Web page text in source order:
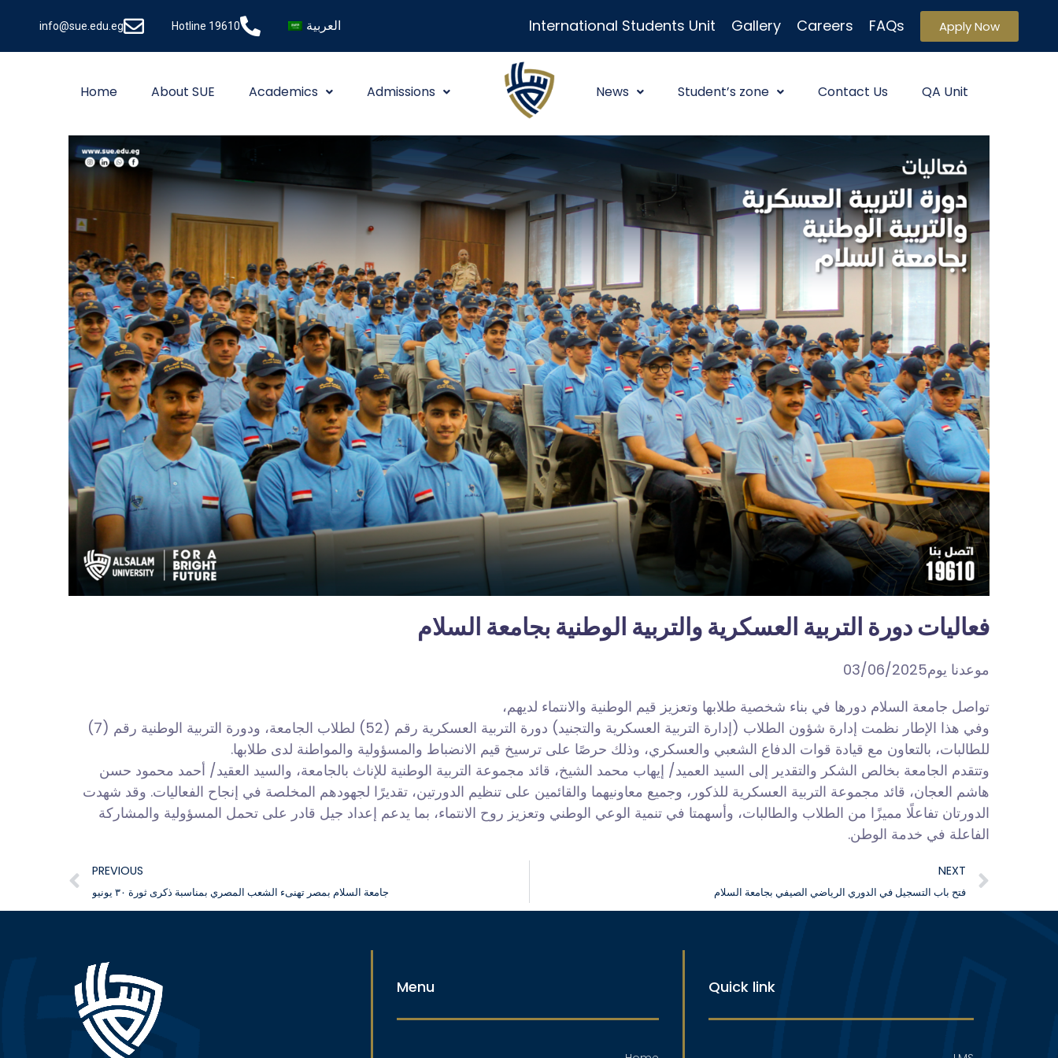
info@sue.edu.eg Hotline 19610 العربية International Students Unit Gallery Careers FAQs Apply Now
Home About SUE Academics Admissions News Student’s zone Contact Us QA Unit
فعاليات دورة التربية العسكرية والتربية الوطنية بجامعة السلام
موعدنا يوم03/06/2025
تواصل جامعة السلام دورها في بناء شخصية طلابها وتعزيز قيم الوطنية والانتماء لديهم،
وفي هذا الإطار نظمت إدارة شؤون الطلاب (إدارة التربية العسكرية والتجنيد) دورة التربية العسكرية رقم (52) لطلاب الجامعة، ودورة التربية الوطنية رقم (7)
للطالبات، بالتعاون مع قيادة قوات الدفاع الشعبي والعسكري، وذلك حرصًا على ترسيخ قيم الانضباط والمسؤولية والمواطنة لدى طلابها.
وتتقدم الجامعة بخالص الشكر والتقدير إلى السيد العميد/ إيهاب محمد الشيخ، قائد مجموعة التربية الوطنية للإناث بالجامعة، والسيد العقيد/ أحمد محمود حسن
هاشم العجان، قائد مجموعة التربية العسكرية للذكور، وجميع معاونيهما والقائمين على تنظيم الدورتين، تقديرًا لجهودهم المخلصة في إنجاح الفعاليات. وقد شهدت
الدورتان تفاعلًا مميزًا من الطلاب والطالبات، وأسهمتا في تنمية الوعي الوطني وتعزيز روح الانتماء، بما يدعم إعداد جيل قادر على تحمل المسؤولية والمشاركة
الفاعلة في خدمة الوطن.
PREVIOUS
جامعة السلام بمصر تهنىء الشعب المصري بمناسبة ذكرى ثورة ٣٠ يونيو
NEXT
فتح باب التسجيل في الدوري الرياضي الصيفي بجامعة السلام
Menu Quick link